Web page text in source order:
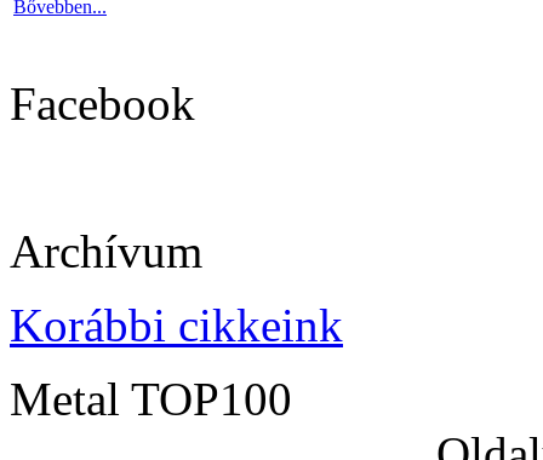
Bővebben...
Facebook
Archívum
Korábbi cikkeink
Metal TOP100